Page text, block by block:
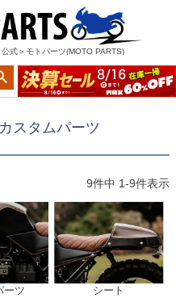
式＞モトパーツ(MOTO PARTS)
スタムパーツ
9件中 1-9件表示
ーツ シート